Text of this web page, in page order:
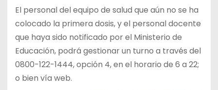
El personal del equipo de salud que aún no se ha
colocado la primera dosis, y el personal docente
que haya sido notificado por el Ministerio de
Educación, podrá gestionar un turno a través del
0800-122-1444, opción 4, en el horario de 6 a 22;
o bien vía web.